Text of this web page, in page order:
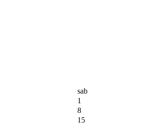
sab
1
8
15